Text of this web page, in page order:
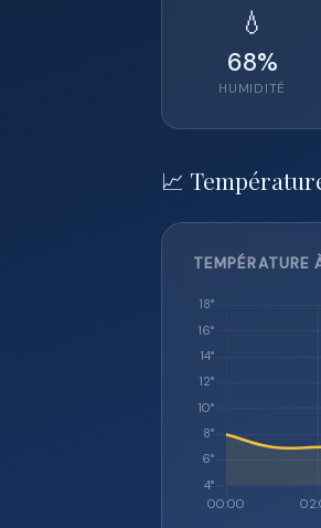
💧
68%
HUMIDITÉ
📈
TEMPÉRATURE